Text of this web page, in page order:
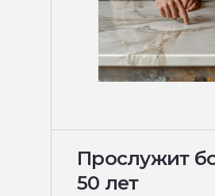
Прослужит
50 лет